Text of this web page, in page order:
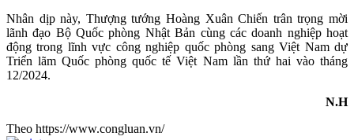
Nhân dịp này, Thượng tướng Hoàng Xuân Chiến trân trọng mời
lãnh đạo Bộ Quốc phòng Nhật Bản cùng các doanh nghiệp hoạt
động trong lĩnh vực công nghiệp quốc phòng sang Việt Nam dự
Triển lãm Quốc phòng quốc tế Việt Nam lần thứ hai vào tháng
12/2024.
N.H
Theo https://www.congluan.vn/